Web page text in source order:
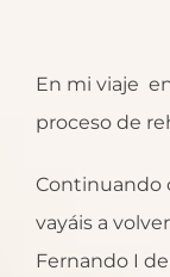
En mi viaje
proceso de
Continuando
vayáis a
Fernando I